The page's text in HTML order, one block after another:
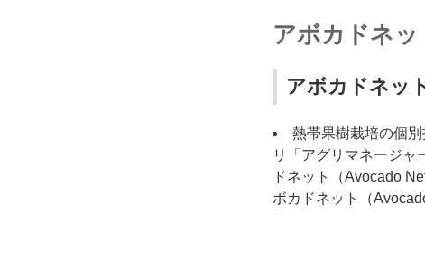
アボカドネッ
アボカドネッ
熱帯果樹栽培の個
リ「アグリマネージャ
ドネット（Avocado
ボカドネット（